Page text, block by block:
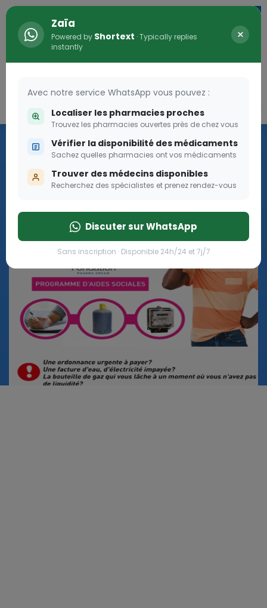
Les aides sociales Pharma
Dream
Les aides sociales Pharma Dream, des aides qui tombent à
Go
Zaïa
Powered by Shortext · Typically replies
instantly
×
Avec notre service WhatsApp vous pouvez :
Localiser les pharmacies proches
Trouvez les pharmacies ouvertes près de chez vous
Vérifier la disponibilité des médicaments
Sachez quelles pharmacies ont vos médicaments
Trouver des médecins disponibles
Recherchez des spécialistes et prenez rendez-vous
Discuter sur WhatsApp
Sans inscription · Disponible 24h/24 et 7j/7